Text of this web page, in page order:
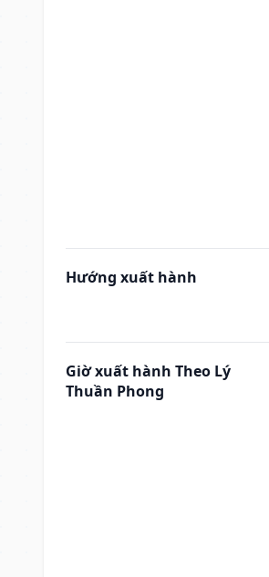
Hướng xuất hành
Giờ xuất hành Theo Lý
Thuần Phong